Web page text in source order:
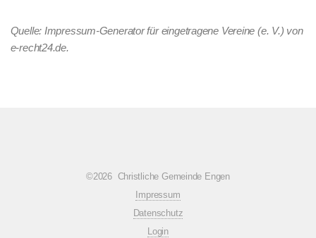
Quelle: Impressum-Generator für eingetragene Vereine (e. V.) von
e-recht24.de.
©2026 Christliche Gemeinde Engen
Impressum
Datenschutz
Login